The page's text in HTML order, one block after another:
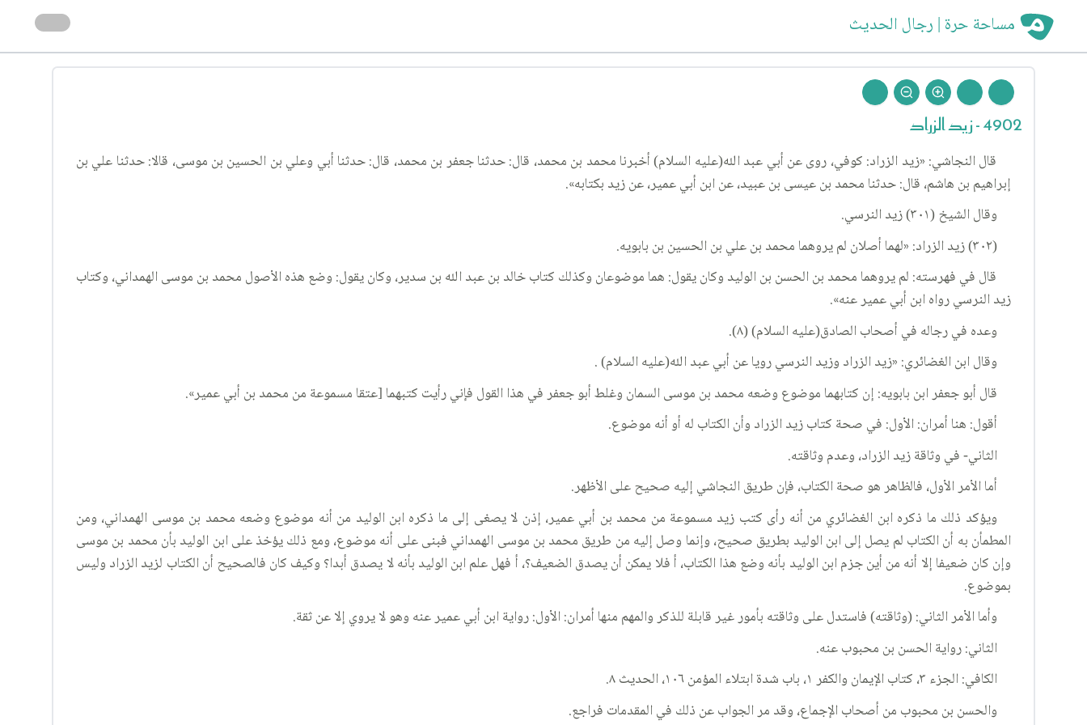
مساحة حرة | رجال الحديث
4902 - زيد الزراد
قال النجاشي: «زيد الزراد: كوفي، روى عن أبي عبد الله(عليه السلام) أخبرنا محمد بن محمد، قال: حدثنا جعفر بن محمد، قال: حدثنا أبي وعلي بن الحسين بن موسى، قالا: حدثنا علي بن
إبراهيم بن هاشم، قال: حدثنا محمد بن عيسى بن عبيد، عن ابن أبي عمير، عن زيد بكتابه».
وقال الشيخ (٣٠١) زيد النرسي.
(٣٠٢) زيد الزراد: «لهما أصلان لم يروهما محمد بن علي بن الحسين بن بابويه.
قال في فهرسته: لم يروهما محمد بن الحسن بن الوليد وكان يقول: هما موضوعان وكذلك كتاب خالد بن عبد الله بن سدير، وكان يقول: وضع هذه الأصول محمد بن موسى الهمداني، وكتاب
زيد النرسي رواه ابن أبي عمير عنه».
وعده في رجاله في أصحاب الصادق(عليه السلام) (٨).
وقال ابن الغضائري: «زيد الزراد وزيد النرسي رويا عن أبي عبد الله(عليه السلام) .
قال أبو جعفر ابن بابويه: إن كتابهما موضوع وضعه محمد بن موسى السمان وغلط أبو جعفر في هذا القول فإني رأيت كتبهما [عتقا مسموعة من محمد بن أبي عمير».
أقول: هنا أمران: الأول: في صحة كتاب زيد الزراد وأن الكتاب له أو أنه موضوع.
الثاني- في وثاقة زيد الزراد، وعدم وثاقته.
أما الأمر الأول، فالظاهر هو صحة الكتاب، فإن طريق النجاشي إليه صحيح على الأظهر.
ويؤكد ذلك ما ذكره ابن الغضائري من أنه رأى كتب زيد مسموعة من محمد بن أبي عمير، إذن لا يصغى إلى ما ذكره ابن الوليد من أنه موضوع وضعه محمد بن موسى الهمداني، ومن
المطمأن به أن الكتاب لم يصل إلى ابن الوليد بطريق صحيح، وإنما وصل إليه من طريق محمد بن موسى الهمداني فبنى على أنه موضوع، ومع ذلك يؤخذ على ابن الوليد بأن محمد بن موسى
وإن كان ضعيفا إلا أنه من أين جزم ابن الوليد بأنه وضع هذا الكتاب، أ فلا يمكن أن يصدق الضعيف؟، أ فهل علم ابن الوليد بأنه لا يصدق أبدا؟ وكيف كان فالصحيح أن الكتاب لزيد الزراد وليس
بموضوع.
وأما الأمر الثاني: (وثاقته) فاستدل على وثاقته بأمور غير قابلة للذكر والمهم منها أمران: الأول: رواية ابن أبي عمير عنه وهو لا يروي إلا عن ثقة.
الثاني: رواية الحسن بن محبوب عنه.
الكافي: الجزء ٣، كتاب الإيمان والكفر ١، باب شدة ابتلاء المؤمن ١٠٦، الحديث ٨.
والحسن بن محبوب من أصحاب الإجماع، وقد مر الجواب عن ذلك في المقدمات فراجع.